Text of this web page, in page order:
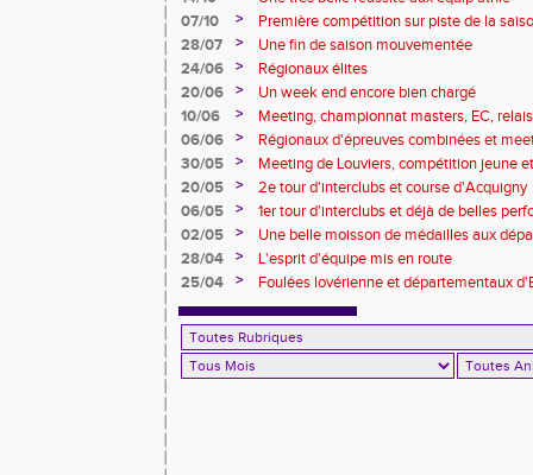
07/10
>
Première compétition sur piste de la
28/07
>
Une fin de saison mouvementée
24/06
>
Régionaux élites
20/06
>
Un week end encore bien chargé
10/06
>
Meeting, championnat masters, EC,
06/06
>
Régionaux d'épreuves combinées et
30/05
>
Meeting de Louviers, compétition jeune
20/05
>
2e tour d'interclubs et course d'Acquigny
06/05
>
1er tour d'interclubs et déjà de belles
02/05
>
Une belle moisson de médailles aux
foulées pintervillaises)
28/04 >
L'esprit d'équipe mis en route
25/04
> Foulées lovérienne et départementaux